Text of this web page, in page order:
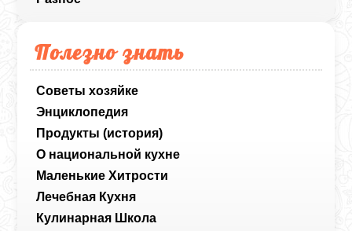
Полезно знать
Советы хозяйке
Энциклопедия
Продукты (история)
О национальной кухне
Маленькие Хитрости
Лечебная Кухня
Кулинарная Школа